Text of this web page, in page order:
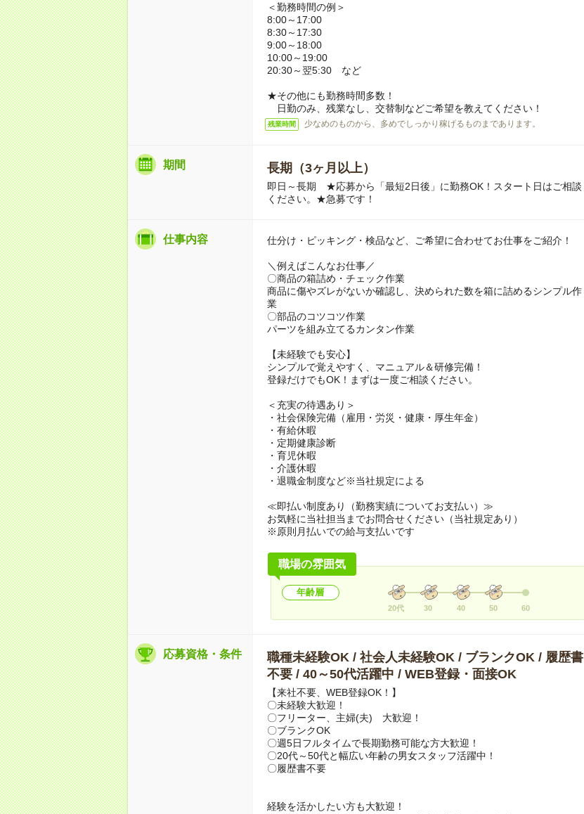
＜勤務時間の例＞
8:00～17:00
8:30～17:30
9:00～18:00
10:00～19:00
20:30～翌5:30 など
★その他にも勤務時間多数！
日勤のみ、残業なし、交替制などご希望を教えてください！
残業時間 少なめのものから、多めでしっかり稼げるものまであります。
期間 長期（3ヶ月以上）
即日～長期 ★応募から「最短2日後」に勤務OK！スタート日はご相談
ください。★急募です！
仕事内容 仕分け・ピッキング・検品など、ご希望に合わせてお仕事をご紹介！
＼例えばこんなお仕事／
〇商品の箱詰め・チェック作業
商品に傷やズレがないか確認し、決められた数を箱に詰めるシンプル作
業
〇部品のコツコツ作業
パーツを組み立てるカンタン作業
【未経験でも安心】
シンプルで覚えやすく、マニュアル＆研修完備！
登録だけでもOK！まずは一度ご相談ください。
＜充実の待遇あり＞
・社会保険完備（雇用・労災・健康・厚生年金）
・有給休暇
・定期健康診断
・育児休暇
・介護休暇
・退職金制度など※当社規定による
≪即払い制度あり（勤務実績についてお支払い）≫
お気軽に当社担当までお問合せください（当社規定あり）
※原則月払いでの給与支払いです
職場の雰囲気
年齢層
20代 30 40 50 60
応募資格・条件
職種未経験OK / 社会人未経験OK / ブランクOK / 履歴書
不要 / 40～50代活躍中 / WEB登録・面接OK
【来社不要、WEB登録OK！】
〇未経験大歓迎！
〇フリーター、主婦(夫) 大歓迎！
〇ブランクOK
〇週5日フルタイムで長期勤務可能な方大歓迎！
〇20代～50代と幅広い年齢の男女スタッフ活躍中！
〇履歴書不要
経験を活かしたい方も大歓迎！